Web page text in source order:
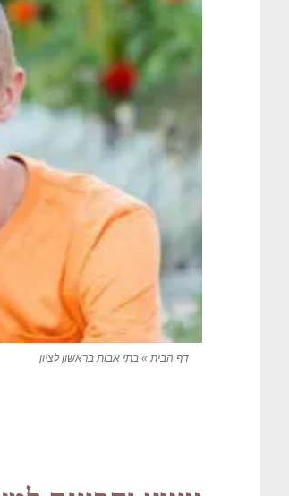
דף הבית » בתי אבות בראשון לציון